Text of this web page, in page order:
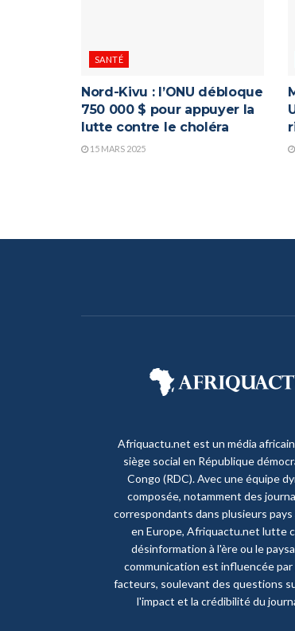
SANTÉ
Nord-Kivu : l’ONU débloque
750 000 $ pour appuyer la
lutte contre le choléra
15 MARS 2025
Afriquactu.net est un média
siège social en République
Congo (RDC). Avec une équipe
composée, notamment des
correspondants dans plusieurs
en Europe, Afriquactu.net lutte
désinformation à l'ère ou le
communication est influencée par
facteurs, soulevant des questions
l'impact et la crédibilité du